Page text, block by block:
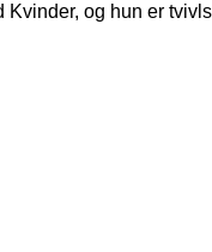
og hun er